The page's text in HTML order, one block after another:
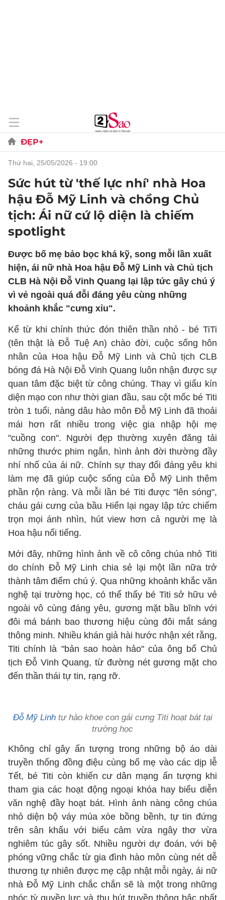
ĐẸP+
thứ hai, 25/05/2026 - 19:00
Sức hút từ 'thế lực nhí' nhà Hoa
hậu Đỗ Mỹ Linh và chồng Chủ
tịch: Ái nữ cứ lộ diện là chiếm
spotlight
Được bố mẹ bảo bọc khá kỹ, song mỗi lần xuất
hiện, ái nữ nhà Hoa hậu Đỗ Mỹ Linh và Chủ tịch
CLB Hà Nội Đỗ Vinh Quang lại lập tức gây chú ý
vì vẻ ngoài quá đỗi đáng yêu cùng những
khoảnh khắc "cưng xỉu".
Kể từ khi chính thức đón thiên thần nhỏ - bé TiTi
(tên thật là Đỗ Tuệ An) chào đời, cuộc sống hôn
nhân của Hoa hậu Đỗ Mỹ Linh và Chủ tịch CLB
bóng đá Hà Nội Đỗ Vinh Quang luôn nhận được sự
quan tâm đặc biệt từ công chúng. Thay vì giấu kín
diện mạo con như thời gian đầu, sau cột mốc bé Titi
tròn 1 tuổi, nàng dâu hào môn Đỗ Mỹ Linh đã thoải
mái hơn rất nhiều trong việc gia nhập hội mẹ
"cuồng con". Người đẹp thường xuyên đăng tải
những thước phim ngắn, hình ảnh đời thường đầy
nhí nhố của ái nữ. Chính sự thay đổi đáng yêu khi
làm mẹ đã giúp cuộc sống của Đỗ Mỹ Linh thêm
phần rộn ràng. Và mỗi lần bé Titi được "lên sóng",
cháu gái cưng của bầu Hiển lại ngay lập tức chiếm
trọn mọi ánh nhìn, hút view hơn cả người mẹ là
Hoa hậu nổi tiếng.
Mới đây, những hình ảnh về cô công chúa nhỏ Titi
do chính Đỗ Mỹ Linh chia sẻ lại một lần nữa trở
thành tâm điểm chú ý. Qua những khoảnh khắc văn
nghệ tại trường học, có thể thấy bé Titi sở hữu vẻ
ngoài vô cùng đáng yêu, gương mặt bầu bĩnh với
đôi má bánh bao thương hiệu cùng đôi mắt sáng
thông minh. Nhiều khán giả hài hước nhận xét rằng,
Titi chính là "bản sao hoàn hảo" của ông bố Chủ
tịch Đỗ Vinh Quang, từ đường nét gương mặt cho
đến thần thái tự tin, rạng rỡ.
Đỗ Mỹ Linhtự hào khoe con gái cưng Titi hoạt bát tại
trường học
Không chỉ gây ấn tượng trong những bộ áo dài
truyền thống đồng điệu cùng bố mẹ vào các dịp lễ
Tết, bé Titi còn khiến cư dân mạng ấn tượng khi
tham gia các hoạt động ngoại khóa hay biểu diễn
văn nghệ đầy hoạt bát. Hình ảnh nàng công chúa
nhỏ diện bộ váy múa xòe bồng bềnh, tự tin đứng
trên sân khấu với biểu cảm vừa ngây thơ vừa
nghiêm túc gây sốt. Nhiều người dự đoán, với bệ
phóng vững chắc từ gia đình hào môn cùng nét dễ
thương tự nhiên được mẹ cập nhật mỗi ngày, ái nữ
nhà Đỗ Mỹ Linh chắc chắn sẽ là một trong những
nhóc tỳ quyền lực và thu hút truyền thông bậc nhất